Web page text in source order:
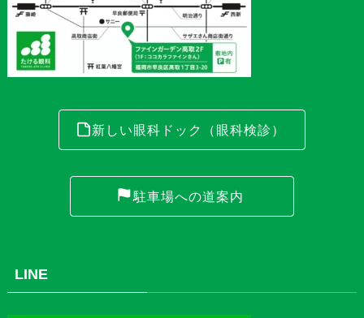
新しい眼科ドック（眼科検診）
駐車場への道案内
LINE